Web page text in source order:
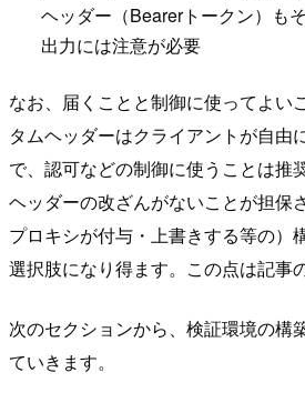
ヘッダー（Bearerトークン）も
出力には注意が必要
なお、届くことと制御に使ってよい
タムヘッダーはクライアントが自由
で、認可などの制御に使うことは推
ヘッダーの改ざんがないことが担保
プロキシが付与・上書きする等の）
選択肢になり得ます。この点は記事
次のセクションから、検証環境の構
ていきます。